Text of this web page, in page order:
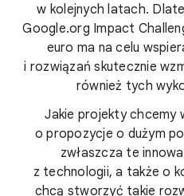
w kolejnych latach.
Google.org Impact
euro ma na celu
i rozwiązań skutecznie
również tych
Jakie projekty chcemy
o propozycje o dużym
zwłaszcza te
z technologii, a także o
chcą stworzyć takie